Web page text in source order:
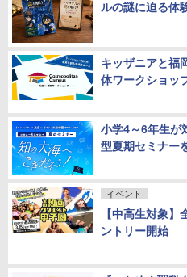
ルの謎に迫る体
キッザニアと福
体ワークショッ
小学4～6年生が
型夏期セミナー
イベント
【中高生対象
ントリー開始